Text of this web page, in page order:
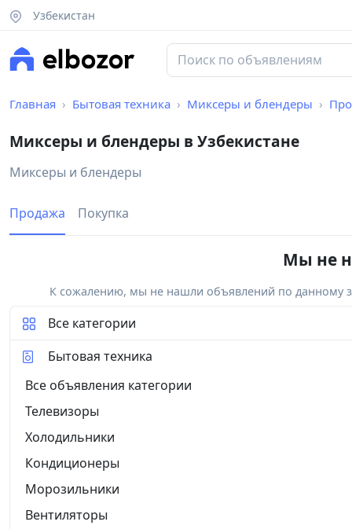
Узбекистан
Главная Бытовая техника Миксеры и блендеры
Миксеры и блендеры в Узбекистане
Миксеры и блендеры
Продажа Покупка
Мы не
К сожалению, мы не нашли объявлений по данному
Все категории
Бытовая техника
Все объявления категории
Телевизоры
Холодильники
Кондиционеры
Морозильники
Вентиляторы